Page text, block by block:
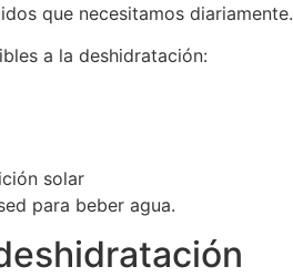
que necesitamos diariamente.
a la deshidratación:
solar
para beber agua.